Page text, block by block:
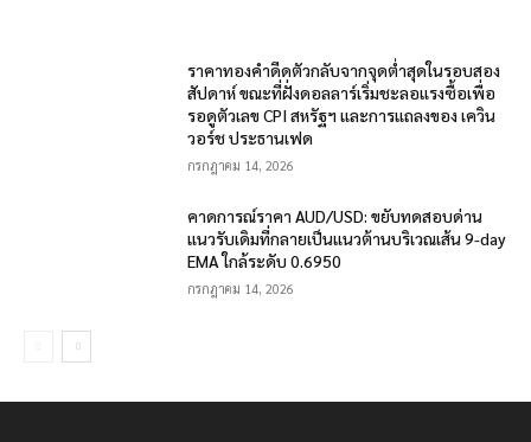
ราคาทองคำดีดตัวกลับจากจุดต่ำสุดในรอบสอง
สัปดาห์ ขณะที่ฝั่งดอลลาร์เริ่มชะลอแรงซื้อเพื่อ
รอดูตัวเลข CPI สหรัฐฯ และการแถลงของ เควิน
วอร์ช ประธานเฟด
กรกฎาคม 14, 2026
คาดการณ์ราคา AUD/USD: ขยับทดสอบด่าน
แนวรับเดิมที่กลายเป็นแนวต้านบริเวณเส้น 9-day
EMA ใกล้ระดับ 0.6950
กรกฎาคม 14, 2026